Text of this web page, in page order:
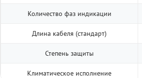
Количество фаз индикации
Длина кабеля (стандарт)
Степень защиты
Климатическое исполнение